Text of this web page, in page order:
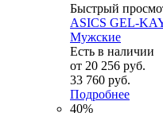
Быстрый
ASICS GEL-
Мужские
Есть в наличии
от 20 256 руб.
33 760 руб.
Подробнее
40%